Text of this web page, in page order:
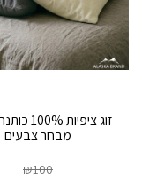
זוג ציפיות
מבחר צבעים
₪100